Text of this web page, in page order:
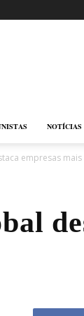
NOTÍCIAS
empresas